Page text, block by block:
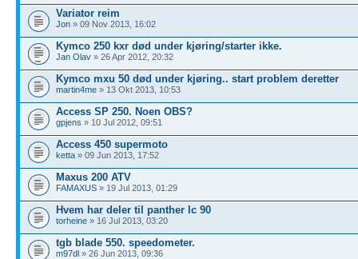
Variator reim
Jon » 09 Nov 2013, 16:02
Kymco 250 kxr død under kjøring/starter ikke.
Jan Olav » 26 Apr 2012, 20:32
Kymco mxu 50 død under kjøring.. start problem deretter
martin4me » 13 Okt 2013, 10:53
Access SP 250. Noen OBS?
gpjens » 10 Jul 2012, 09:51
Access 450 supermoto
ketta » 09 Jun 2013, 17:52
Maxus 200 ATV
FAMAXUS » 19 Jul 2013, 01:29
Hvem har deler til panther lc 90
torheine » 16 Jul 2013, 03:20
tgb blade 550. speedometer.
m97dl » 26 Jun 2013, 09:36